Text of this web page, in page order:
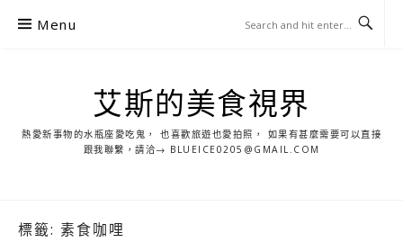
Menu
艾斯的美食視界
熱愛新事物的水瓶座愛吃鬼， 也喜歡旅遊也愛拍照， 如果有甚麼需要可以直接
跟我聯繫，請洽→ BLUEICE0205@GMAIL.COM
標籤: 素食咖哩